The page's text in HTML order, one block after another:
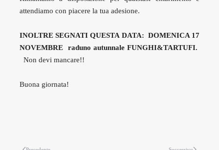
attendiamo con piacere la tua adesione.
INOLTRE SEGNATI QUESTA DATA: DOMENICA 17
NOVEMBRE raduno autunnale FUNGHI&TARTUFI.
Non devi mancare!!
Buona giornata!